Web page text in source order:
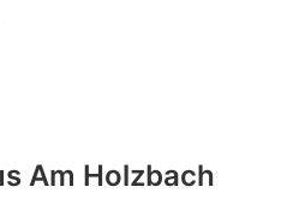
Am Holzbach